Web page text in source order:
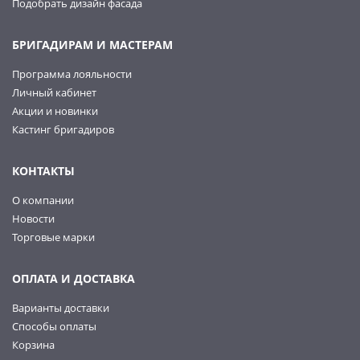
БРИГАДИРАМ И МАСТЕРАМ
Программа лояльности
Личный кабинет
Акции и новинки
Кастинг бригадиров
КОНТАКТЫ
О компании
Новости
Торговые марки
ОПЛАТА И ДОСТАВКА
Варианты доставки
Способы оплаты
Корзина